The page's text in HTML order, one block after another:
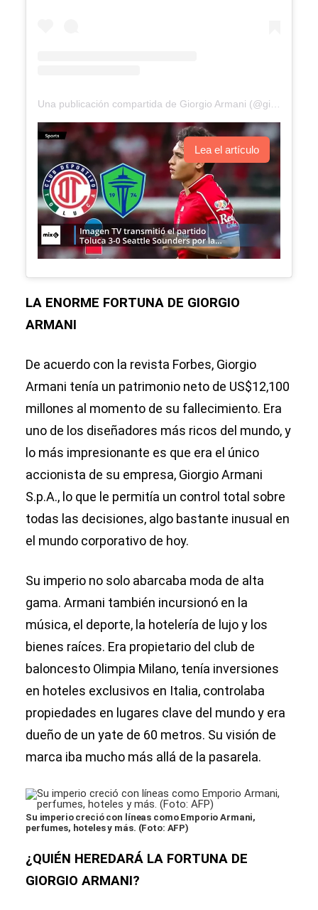
Lea el artículo
LA ENORME FORTUNA DE GIORGIO
ARMANI
De acuerdo con la revista Forbes, Giorgio
Armani tenía un patrimonio neto de US$12,100
millones al momento de su fallecimiento. Era
uno de los diseñadores más ricos del mundo, y
lo más impresionante es que era el único
accionista de su empresa, Giorgio Armani
S.p.A., lo que le permitía un control total sobre
todas las decisiones, algo bastante inusual en
el mundo corporativo de hoy.
Su imperio no solo abarcaba moda de alta
gama. Armani también incursionó en la
música, el deporte, la hotelería de lujo y los
bienes raíces. Era propietario del club de
baloncesto Olimpia Milano, tenía inversiones
en hoteles exclusivos en Italia, controlaba
propiedades en lugares clave del mundo y era
dueño de un yate de 60 metros. Su visión de
marca iba mucho más allá de la pasarela.
Su imperio creció con líneas como Emporio Armani,
perfumes, hoteles y más. (Foto: AFP)
¿QUIÉN HEREDARÁ LA FORTUNA DE
GIORGIO ARMANI?